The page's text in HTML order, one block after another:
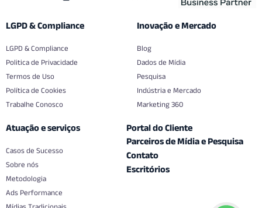
LGPD & Compliance
LGPD & Compliance
Politica de Privacidade
Termos de Uso
Política de Cookies
Trabalhe Conosco
Inovação e Mercado
Blog
Dados de Mídia
Pesquisa
Indústria e Mercado
Marketing 360
Atuação e serviços
Casos de Sucesso
Sobre nós
Metodologia
Ads Performance
Portal do Cliente
Parceiros de Mídia e Pesquisa
Contato
Escritórios